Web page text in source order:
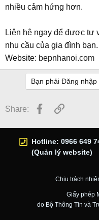
nhiều cảm hứng hơn.
Liên hệ ngay để được tư
nhu cầu của gia đình bạn.
Website: bepnhanoi.com
Bạn phải Đăng
Share: Facebook
Link
Hotline: 0966 649
(Quản lý website)
Chịu trách
Giấy phép
do Bộ Thông Tin và